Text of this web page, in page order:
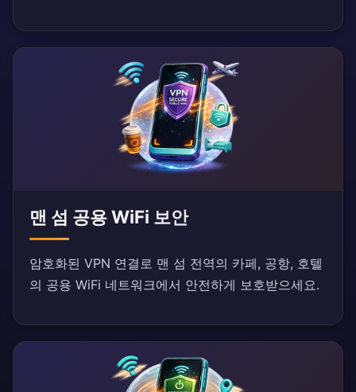
맨 섬 공용 WiFi 보안
암호화된 VPN 연결로 맨 섬 전역의 카페, 공항, 호텔
의 공용 WiFi 네트워크에서 안전하게 보호받으세요.